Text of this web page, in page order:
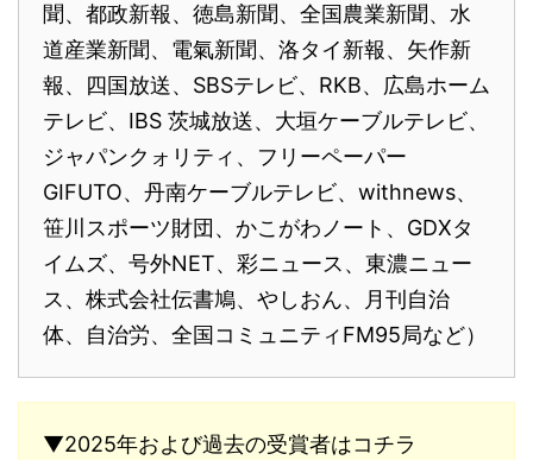
聞、都政新報、徳島新聞、全国農業新聞、水
道産業新聞、電氣新聞、洛タイ新報、矢作新
報、四国放送、SBSテレビ、RKB、広島ホーム
テレビ、IBS 茨城放送、大垣ケーブルテレビ、
ジャパンクォリティ、フリーペーパー
GIFUTO、丹南ケーブルテレビ、withnews、
笹川スポーツ財団、かこがわノート、GDXタ
イムズ、号外NET、彩ニュース、東濃ニュー
ス、株式会社伝書鳩、やしおん、月刊自治
体、自治労、全国コミュニティFM95局など）
▼2025年および過去の受賞者はコチラ